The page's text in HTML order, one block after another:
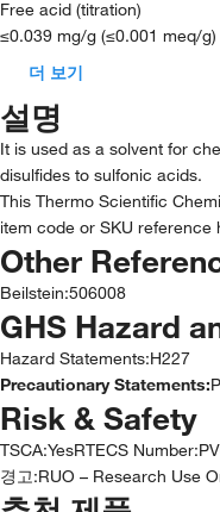
Free acid (titration)
≤0.039 mg/g (≤0.001 meq/g)
더 보기
설명
It is used as a solvent for
disulfides to sulfonic acids.
This Thermo Scientific
item code or SKU
Other
Beilstein:506008
GHS Hazard
Hazard Statements:H227
Precautionary Statements:
Risk & Safety
TSCA:YesRTECS Number:
경고:RUO – Research Use